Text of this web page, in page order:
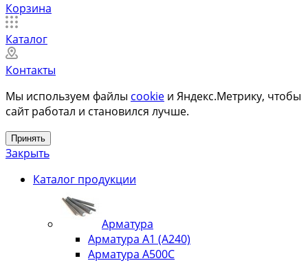
Корзина
Каталог
Контакты
Мы используем файлы cookie и Яндекс.Метрику, чтобы
сайт работал и становился лучше.
Принять
Закрыть
Каталог продукции
Арматура
Арматура А1 (А240)
Арматура А500С